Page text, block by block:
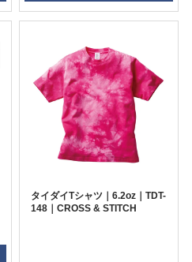
タイダイTシャツ｜6.2oz｜TDT-
148｜CROSS & STITCH